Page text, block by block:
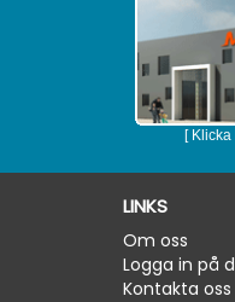
[ Klicka
LINKS
Om oss
Logga in på
Kontakta oss